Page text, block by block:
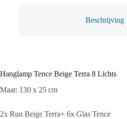
Beschrijving
Hanglamp Tence Beige Terra 8 Lichts
Maat: 130 x 25 cm
2x Run Beige Terra+ 6x Glas Tence